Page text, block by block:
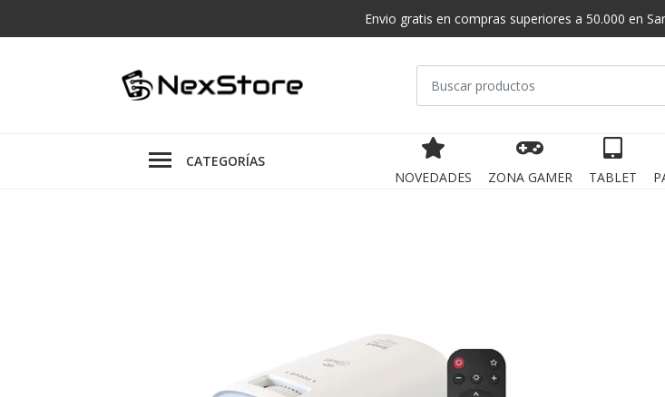
Envio gratis en compras superiores a 50.000 en
CATEGORÍAS
NOVEDADES
ZONA GAMER TABLET